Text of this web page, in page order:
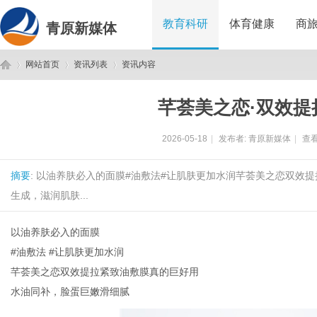
青原新媒体 教育科研 体育健康 商
网站首页 资讯列表 资讯内容
芊荟美之恋·双效
2026-05-18 发布者: 青原新媒体 查
摘要: 以油养肤必入的面膜#油敷法#让肌肤更加水润芊荟美之恋双效
生成，滋润肌肤...
以油养肤必入的面膜
#油敷法 #让肌肤更加水润
芊荟美之恋双效提拉紧致油敷膜真的巨好用
水油同补，脸蛋巨嫩滑细腻